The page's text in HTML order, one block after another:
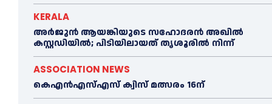
KERALA
അര്‍ജുന്‍ ആയങ്കിയുടെ സഹോദരന്‍ അഖില്‍
കസ്റ്റഡിയില്‍; പിടിയിലായത് തൃശൂരില്‍ നിന്ന്
ASSOCIATION NEWS
കെഎൻഎസ്എസ് ക്വിസ് മത്സരം 16ന്